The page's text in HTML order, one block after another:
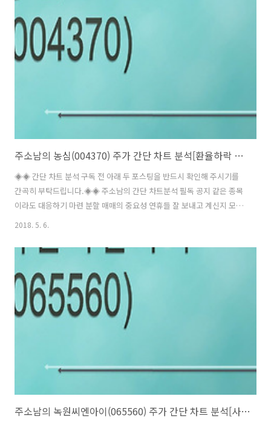
등을 자회사로 둔 기업입니다. 특히 주요 자회사인 농심은 원재료 비중이
높기 때문에 환율이나 국제 곡물 및 팜유 시세 변동에 따라 원가 변동으
로 인해 실적에 영향을 받는 기업으로 환율하락 수혜주로 앞서 소개해드
렸고,..
주소남의 농심(004370) 주가 간단 차트 분석[환율하락 수혜주]
◈◈ 간단 차트 분석 구독 전 아래 두 포스팅을 반드시 확인해 주시기를
간곡히 부탁드립니다.◈◈ 주소남의 간단 차트분석 필독 공지 같은 종목
이라도 대응하기 마련 분할 매매의 중요성 연휴들 잘 보내고 계신지 모르
겠습니다. 저는 어린이날, 여기저기 놀러갔다 오느라 포스팅도 게을리 하
심(004370) 입니다. 농심은 다들 아시다시피 주력 사업이 라면의 제조
때문에 환율이나 국제 곡물 그리고 팜유 시세 변동에 의해 원가 변동 요
인에 민감하기 때문에 환율하락 수혜주로 거론되는 종목이기도 합니다.
농심의 2016년 라면시장점유율은 약 56%로 과반 이상 점유율을 보이고
있지만..
2018. 5. 6.
주소남의 녹원씨엔아이(065560) 주가 간단 차트 분석[사물인터넷 관련주]